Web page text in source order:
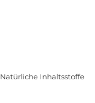
Natürliche Inhaltsstoffe